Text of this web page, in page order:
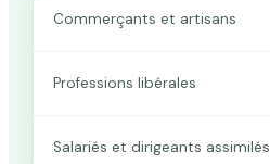
Commerçants et artisans
Professions libérales
Salariés et dirigeants assimilés